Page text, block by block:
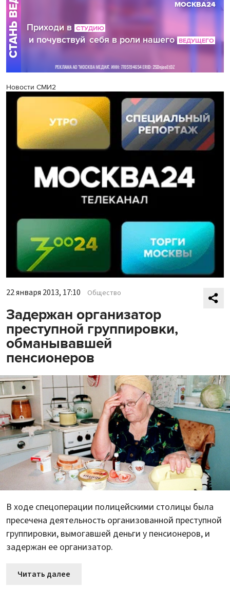
Новости СМИ2
22 января 2013, 17:10 Общество
Задержан организатор
преступной группировки,
обманывавшей
пенсионеров
В ходе спецоперации полицейскими столицы была
пресечена деятельность организованной преступной
группировки, вымогавшей деньги у пенсионеров, и
задержан ее организатор.
Читать далее